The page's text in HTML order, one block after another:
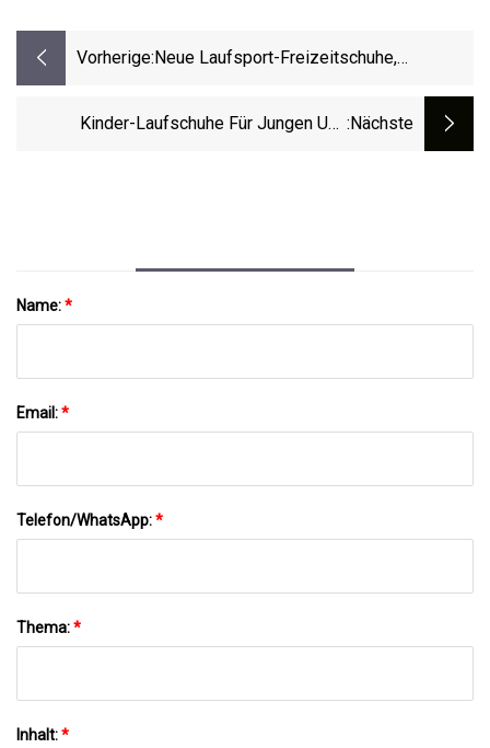
Vorherige: Neue Laufsport-Freizeitschuhe,
Kinder-Laufschuhe Für Jungen Und :nächste
Name:*
Email:*
Telefon/WhatsApp:*
Thema:*
Inhalt:*